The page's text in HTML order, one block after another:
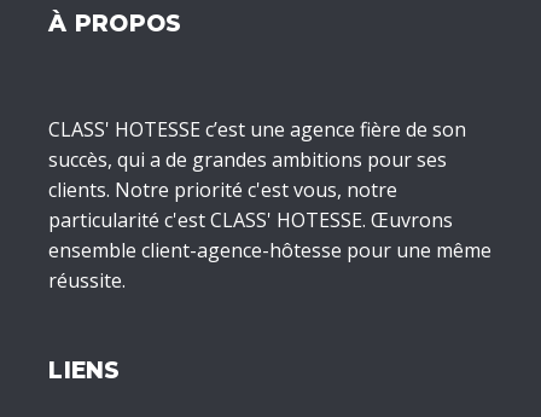
À PROPOS
CLASS' HOTESSE c’est une agence fière de son
succès, qui a de grandes ambitions pour ses
clients. Notre priorité c'est vous, notre
particularité c'est CLASS' HOTESSE. Œuvrons
ensemble client-agence-hôtesse pour une même
réussite.
LIENS